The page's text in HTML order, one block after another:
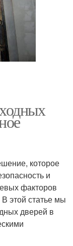
которое
и
факторов
этой статье мы
дверей в